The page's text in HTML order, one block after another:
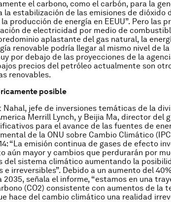
el carbono, como el carbón, para la
la estabilización de las emisiones de dióxido
producción de energía en EEUU”. Pero las
de electricidad por medio de
aplastante del gas natural, la
renovable podría llegar al mismo nivel de
por debajo de las proyecciones de la
precios del petróleo actualmente son
renovables.
posible
Nahal, jefe de inversiones temáticas de la
Merrill Lynch, y Beijia Ma, director del
para el avance de las fuentes de
de la ONU sobre Cambio Climático
“La emisión continua de gases de efecto
aún mayor y cambios que perdurarán por
del sistema climático aumentando la
e irreversibles”. Debido a un aumento del
2035, señala el informe, “estamos en una
(CO2) consistente con aumentos de la
hace del cambio climático una realidad